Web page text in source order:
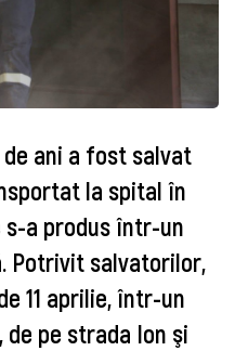
ani a fost salvat
la spital în
s-a produs într-un
Potrivit salvatorilor,
11 aprilie, într-un
pe strada Ion şi